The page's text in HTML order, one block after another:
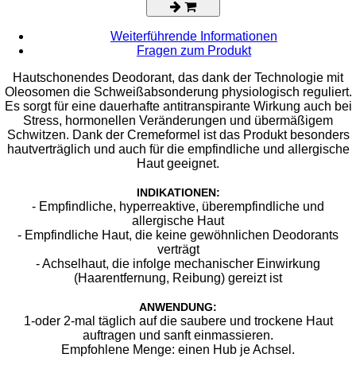
Weiterführende Informationen
Fragen zum Produkt
Hautschonendes Deodorant, das dank der Technologie mit
Oleosomen die Schweißabsonderung physiologisch reguliert.
Es sorgt für eine dauerhafte antitranspirante Wirkung auch bei
Stress, hormonellen Veränderungen und übermäßigem
Schwitzen. Dank der Cremeformel ist das Produkt besonders
hautverträglich und auch für die empfindliche und allergische
Haut geeignet.
INDIKATIONEN:
- ​Empfindliche, hyperreaktive, überempfindliche und
allergische Haut
- Empfindliche Haut, die keine gewöhnlichen Deodorants
verträgt
- Achselhaut, die infolge mechanischer Einwirkung
(Haarentfernung, Reibung) gereizt ist
ANWENDUNG:
1-oder 2-mal täglich auf die saubere und trockene Haut
auftragen und sanft einmassieren.
Empfohlene Menge: einen Hub je Achsel.